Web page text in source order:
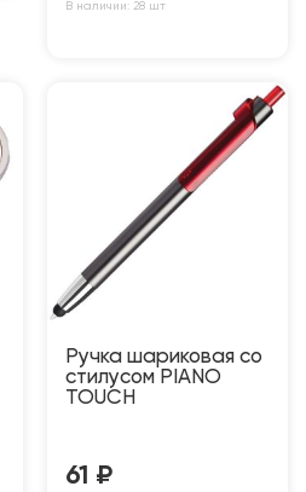
В наличии: 28 шт
Ручка шариковая со
стилусом PIANO
TOUCH
61 ₽